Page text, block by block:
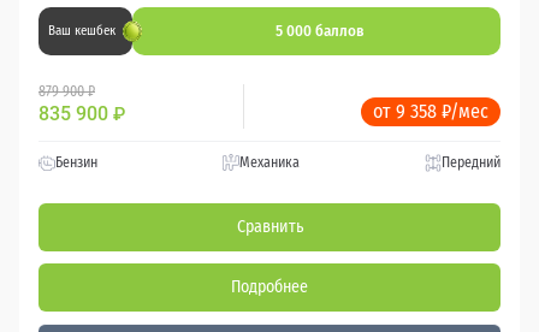
Ваш кешбек 5 000 баллов
879 900 ₽
835 900 ₽ от 9 358 ₽/мес
Бензин Механика Передний
Сравнить
Подробнее